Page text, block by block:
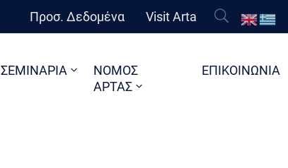
Προσ. Δεδομένα Visit Arta
ΣΕΜΙΝΑΡΙΑ
ΝΟΜΟΣ
ΑΡΤΑΣ
ΕΠΙΚΟΙΝΩΝΙΑ